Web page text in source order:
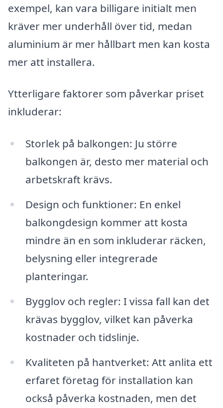
exempel, kan vara billigare initialt men
kräver mer underhåll över tid, medan
aluminium är mer hållbart men kan kosta
mer att installera.
Ytterligare faktorer som påverkar priset
inkluderar:
Storlek på balkongen: Ju större
balkongen är, desto mer material och
arbetskraft krävs.
Design och funktioner: En enkel
balkongdesign kommer att kosta
mindre än en som inkluderar räcken,
belysning eller integrerade
planteringar.
Bygglov och regler: I vissa fall kan det
krävas bygglov, vilket kan påverka
kostnader och tidslinje.
Kvaliteten på hantverket: Att anlita ett
erfaret företag för installation kan
också påverka kostnaden, men det